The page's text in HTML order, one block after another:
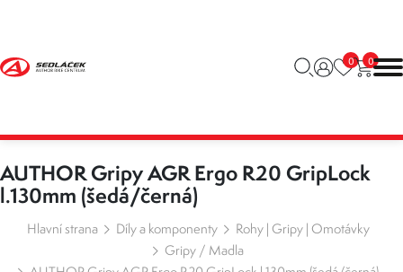
0 0
AUTHOR Gripy AGR Ergo R20 GripLock
l.130mm (šedá/černá)
Hlavní strana Díly a komponenty
Rohy | Gripy | Omotávky
Gripy / Madla